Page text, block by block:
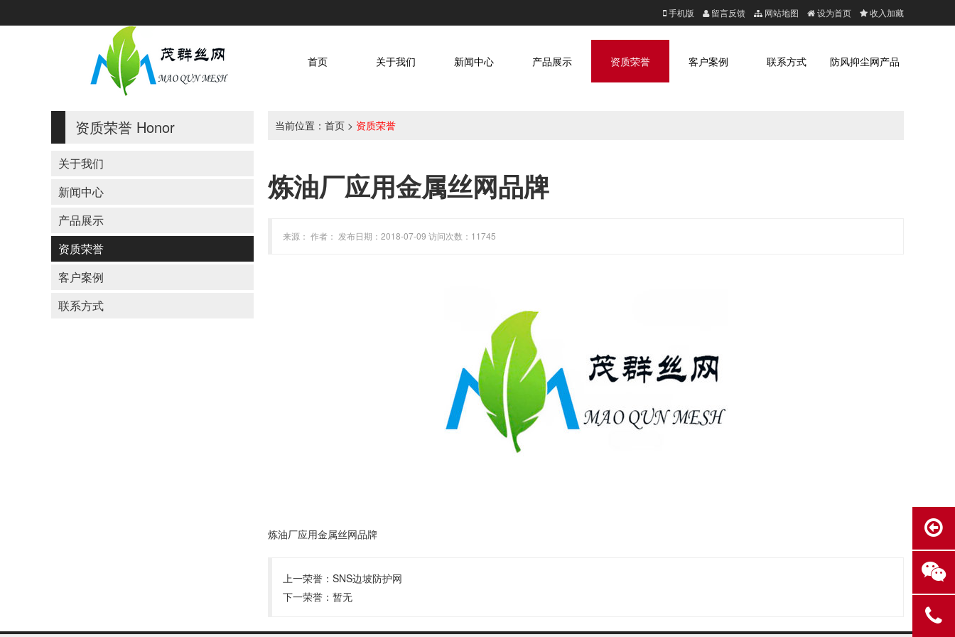
手机版 留言反馈 网站地图 设为首页 收入加藏
防风抑尘网产品
联系方式
客户案例
资质荣誉
产品展示
新闻中心
关于我们
首页
资质荣誉 Honor
关于我们
新闻中心
产品展示
资质荣誉
客户案例
联系方式
当前位置： 首页 > 资质荣誉
炼油厂应用金属丝网品牌
来源： 作者： 发布日期：2018-07-09 访问次数：11745
炼油厂应用金属丝网品牌
上一荣誉： SNS边坡防护网
下一荣誉：暂无